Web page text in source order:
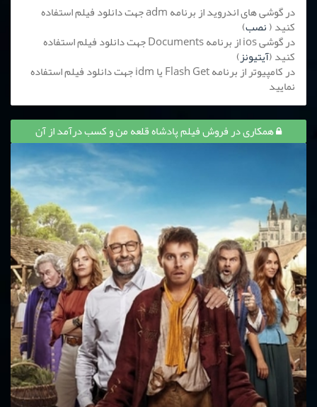
در گوشی های اندروید از برنامه adm جهت دانلود فیلم استفاده
کنید (نصب)
در گوشی ios از برنامه Documents جهت دانلود فیلم استفاده
کنید (آیتیونز)
در کامپیوتر از برنامه Flash Get یا idm جهت دانلود فیلم استفاده
نمایید
همکاری در فروش فیلم پادشاه قلعه من و کسب درآمد از آن